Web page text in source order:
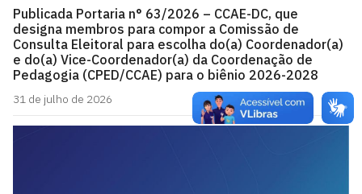
Publicada Portaria n° 63/2026 – CCAE-DC, que
designa membros para compor a Comissão de
Consulta Eleitoral para escolha do(a) Coordenador(a)
e do(a) Vice-Coordenador(a) da Coordenação de
Pedagogia (CPED/CCAE) para o biênio 2026-2028
31 de julho de 2026